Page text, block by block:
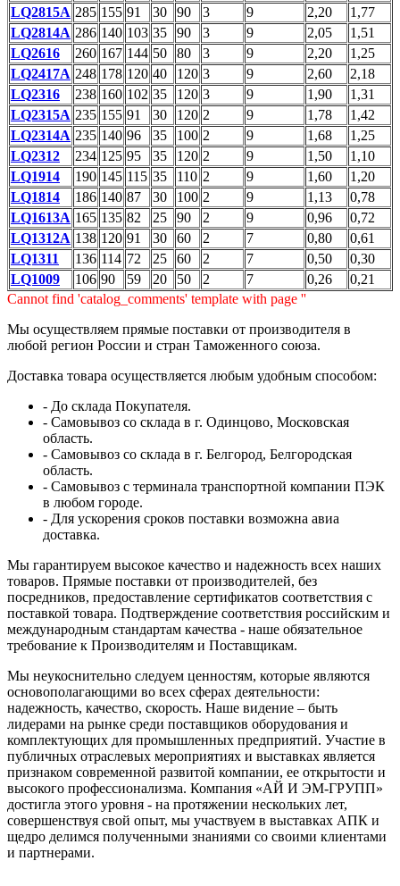
LQ2815A 285 155 91 30 90 3 9 2,20
1,77
LQ2814A 286 140 103 35 90 3 9 2,05
1,51
LQ2616
260 167 144 50 80 3 9 2,20
1,25
LQ2417A 248 178 120 40 120 3 9 2,60
2,18
LQ2316
238 160 102 35 120 3 9 1,90
1,31
LQ2315A 235 155 91 30 120 2 9 1,78
1,42
LQ2314A 235 140 96 35 100 2 9 1,68
1,25
LQ2312
234 125 95 35 120 2 9 1,50
1,10
LQ1914
190 145 115 35 110 2 9 1,60
1,20
LQ1814
186 140 87 30 100 2 9 1,13
0,78
LQ1613A 165 135 82 25 90 2 9 0,96
0,72
LQ1312A 138 120 91 30 60 2 7 0,80
0,61
LQ1311
136 114 72 25 60 2 7 0,50
0,30
LQ1009
106 90 59 20 50 2 7 0,26
0,21
Cannot find 'catalog_comments' template with page ''
Мы осуществляем прямые поставки от производителя в
любой регион России и стран Таможенного союза.
Доставка товара осуществляется любым удобным способом:
- До склада Покупателя.
- Самовывоз со склада в г. Одинцово, Московская
область.
- Самовывоз со склада в г. Белгород, Белгородская
область.
- Самовывоз с терминала транспортной компании ПЭК
в любом городе.
- Для ускорения сроков поставки возможна авиа
доставка.
Мы гарантируем высокое качество и надежность всех наших
товаров. Прямые поставки от производителей, без
посредников, предоставление сертификатов соответствия с
поставкой товара. Подтверждение соответствия российским и
международным стандартам качества - наше обязательное
требование к Производителям и Поставщикам.
Мы неукоснительно следуем ценностям, которые являются
основополагающими во всех сферах деятельности:
надежность, качество, скорость. Наше видение – быть
лидерами на рынке среди поставщиков оборудования и
комплектующих для промышленных предприятий. Участие в
публичных отраслевых мероприятиях и выставках является
признаком современной развитой компании, ее открытости и
высокого профессионализма. Компания «АЙ И ЭМ-ГРУПП»
достигла этого уровня - на протяжении нескольких лет,
совершенствуя свой опыт, мы участвуем в выставках АПК и
щедро делимся полученными знаниями со своими клиентами
и партнерами.